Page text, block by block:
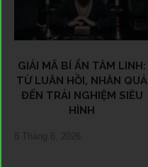
GIẢI MÃ BÍ ẨN TÂM LINH:
TỪ LUÂN HỒI, NHÂN QUẢ
ĐẾN TRẢI NGHIỆM SIÊU
HÌNH
8 Tháng 6, 2026